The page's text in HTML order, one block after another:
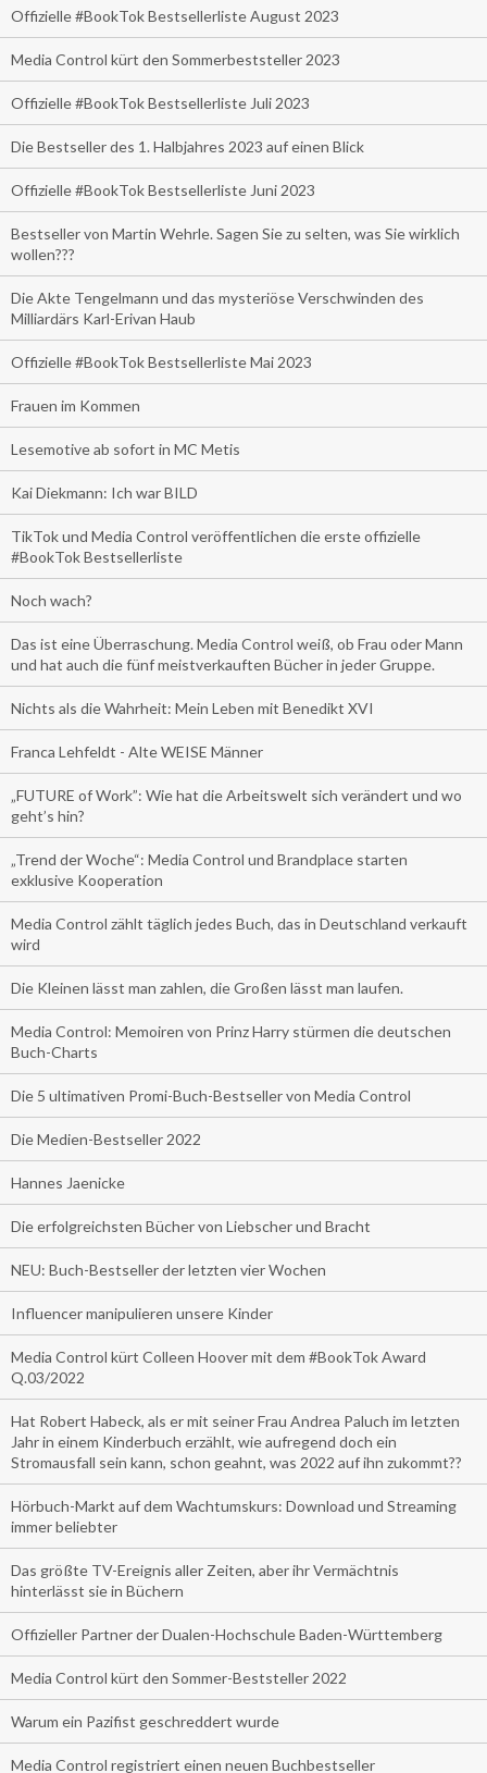
Offizielle #BookTok Bestsellerliste August 2023
Media Control kürt den Sommerbeststeller 2023
Offizielle #BookTok Bestsellerliste Juli 2023
Die Bestseller des 1. Halbjahres 2023 auf einen Blick
Offizielle #BookTok Bestsellerliste Juni 2023
Bestseller von Martin Wehrle. Sagen Sie zu selten, was Sie wirklich
wollen???
Die Akte Tengelmann und das mysteriöse Verschwinden des
Milliardärs Karl-Erivan Haub
Offizielle #BookTok Bestsellerliste Mai 2023
Frauen im Kommen
Lesemotive ab sofort in MC Metis
Kai Diekmann: Ich war BILD
TikTok und Media Control veröffentlichen die erste offizielle
#BookTok Bestsellerliste
Noch wach?
Das ist eine Überraschung. Media Control weiß, ob Frau oder Mann
und hat auch die fünf meistverkauften Bücher in jeder Gruppe.
Nichts als die Wahrheit: Mein Leben mit Benedikt XVI
Franca Lehfeldt - Alte WEISE Männer
„FUTURE of Work”: Wie hat die Arbeitswelt sich verändert und wo
geht’s hin?
„Trend der Woche“: Media Control und Brandplace starten
exklusive Kooperation
Media Control zählt täglich jedes Buch, das in Deutschland verkauft
wird
Die Kleinen lässt man zahlen, die Großen lässt man laufen.
Media Control: Memoiren von Prinz Harry stürmen die deutschen
Buch-Charts
Die 5 ultimativen Promi-Buch-Bestseller von Media Control
Die Medien-Bestseller 2022
Hannes Jaenicke
Die erfolgreichsten Bücher von Liebscher und Bracht
NEU: Buch-Bestseller der letzten vier Wochen
Influencer manipulieren unsere Kinder
Media Control kürt Colleen Hoover mit dem #BookTok Award
Q.03/2022
Hat Robert Habeck, als er mit seiner Frau Andrea Paluch im letzten
Jahr in einem Kinderbuch erzählt, wie aufregend doch ein
Stromausfall sein kann, schon geahnt, was 2022 auf ihn zukommt??
Hörbuch-Markt auf dem Wachtumskurs: Download und Streaming
immer beliebter
Das größte TV-Ereignis aller Zeiten, aber ihr Vermächtnis
hinterlässt sie in Büchern
Offizieller Partner der Dualen-Hochschule Baden-Württemberg
Media Control kürt den Sommer-Beststeller 2022
Warum ein Pazifist geschreddert wurde
Media Control registriert einen neuen Buchbestseller